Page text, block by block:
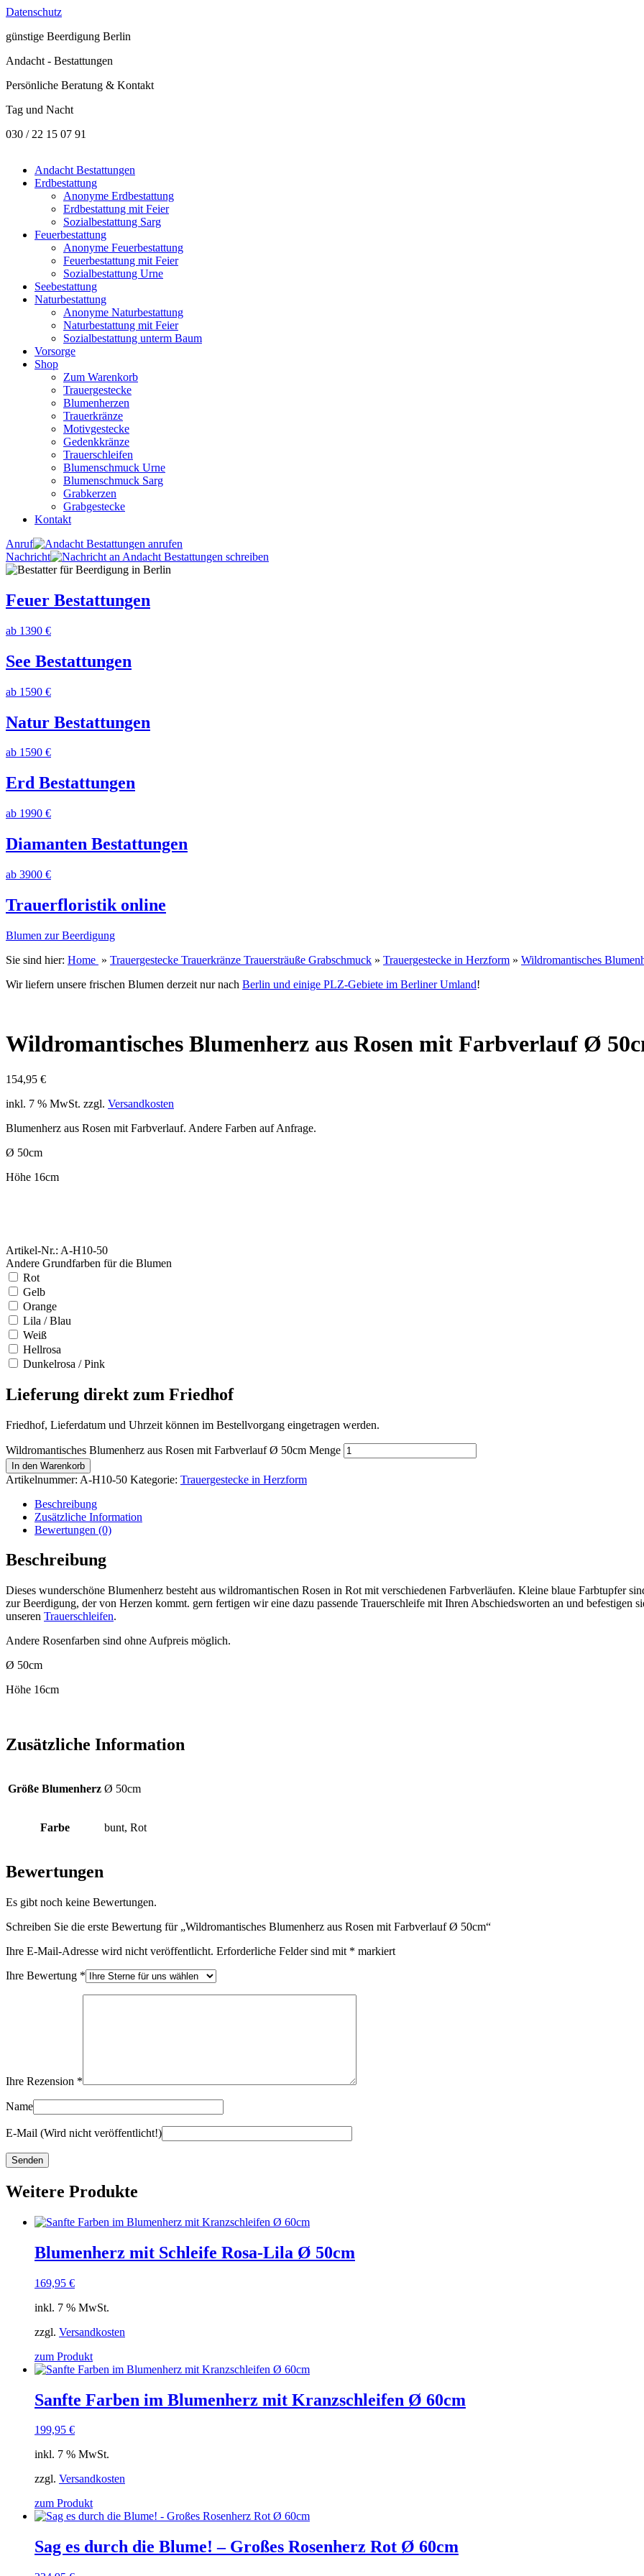
Datenschutz
günstige Beerdigung Berlin
Andacht - Bestattungen
Persönliche Beratung & Kontakt
Tag und Nacht
030 / 22 15 07 91
Andacht Bestattungen
Erdbestattung
Anonyme Erdbestattung
Erdbestattung mit Feier
Sozialbestattung Sarg
Feuerbestattung
Anonyme Feuerbestattung
Feuerbestattung mit Feier
Sozialbestattung Urne
Seebestattung
Naturbestattung
Anonyme Naturbestattung
Naturbestattung mit Feier
Sozialbestattung unterm Baum
Vorsorge
Shop
Zum Warenkorb
Trauergestecke
Blumenherzen
Trauerkränze
Motivgestecke
Gedenkkränze
Trauerschleifen
Blumenschmuck Urne
Blumenschmuck Sarg
Grabkerzen
Grabgestecke
Kontakt
Anruf
Nachricht
Feuer Bestattungen
ab 1390 €
See Bestattungen
ab 1590 €
Natur Bestattungen
ab 1590 €
Erd Bestattungen
ab 1990 €
Diamanten Bestattungen
ab 3900 €
Trauerfloristik online
Blumen zur Beerdigung
Sie sind hier: Home » Trauergestecke Trauerkränze Trauersträuße Grabschmuck » Trauergestecke in Herzform » Wildromantisches
Wir liefern unsere frischen Blumen derzeit nur nach Berlin und einige PLZ-Gebiete im Berliner Umland!
Wildromantisches Blumenherz aus Rosen mit Farbverlauf Ø
154,95 €
inkl. 7 % MwSt. zzgl. Versandkosten
Blumenherz aus Rosen mit Farbverlauf. Andere Farben auf Anfrage.
Ø 50cm
Höhe 16cm
Artikel-Nr.: A-H10-50
Andere Grundfarben für die Blumen
Rot
Gelb
Orange
Lila / Blau
Weiß
Hellrosa
Dunkelrosa / Pink
Lieferung direkt zum Friedhof
Friedhof, Lieferdatum und Uhrzeit können im Bestellvorgang eingetragen werden.
Wildromantisches Blumenherz aus Rosen mit Farbverlauf Ø 50cm Menge
In den Warenkorb
Artikelnummer: A-H10-50 Kategorie: Trauergestecke in Herzform
Beschreibung
Zusätzliche Information
Bewertungen (0)
Beschreibung
Dieses wunderschöne Blumenherz besteht aus wildromantischen Rosen in Rot mit verschiedenen Farbverläufen. Kleine blaue Farbtupfer
zur Beerdigung, der von Herzen kommt. gern fertigen wir eine dazu passende Trauerschleife mit Ihren Abschiedsworten an und befestigen
unseren Trauerschleifen.
Andere Rosenfarben sind ohne Aufpreis möglich.
Ø 50cm
Höhe 16cm
Zusätzliche Information
Größe Blumenherz Ø 50cm
Farbe bunt, Rot
Bewertungen
Es gibt noch keine Bewertungen.
Schreiben Sie die erste Bewertung für „Wildromantisches Blumenherz aus Rosen mit Farbverlauf Ø 50cm“
Ihre E-Mail-Adresse wird nicht veröffentlicht. Erforderliche Felder sind mit * markiert
Ihre Bewertung *
Ihre Rezension *
Name
E-Mail (Wird nicht veröffentlicht!)
Weitere Produkte
Blumenherz mit Schleife Rosa-Lila Ø 50cm
169,95 €
inkl. 7 % MwSt.
zzgl. Versandkosten
zum Produkt
Sanfte Farben im Blumenherz mit Kranzschleifen Ø 60cm
199,95 €
inkl. 7 % MwSt.
zzgl. Versandkosten
zum Produkt
Sag es durch die Blume! – Großes Rosenherz Rot Ø 60cm